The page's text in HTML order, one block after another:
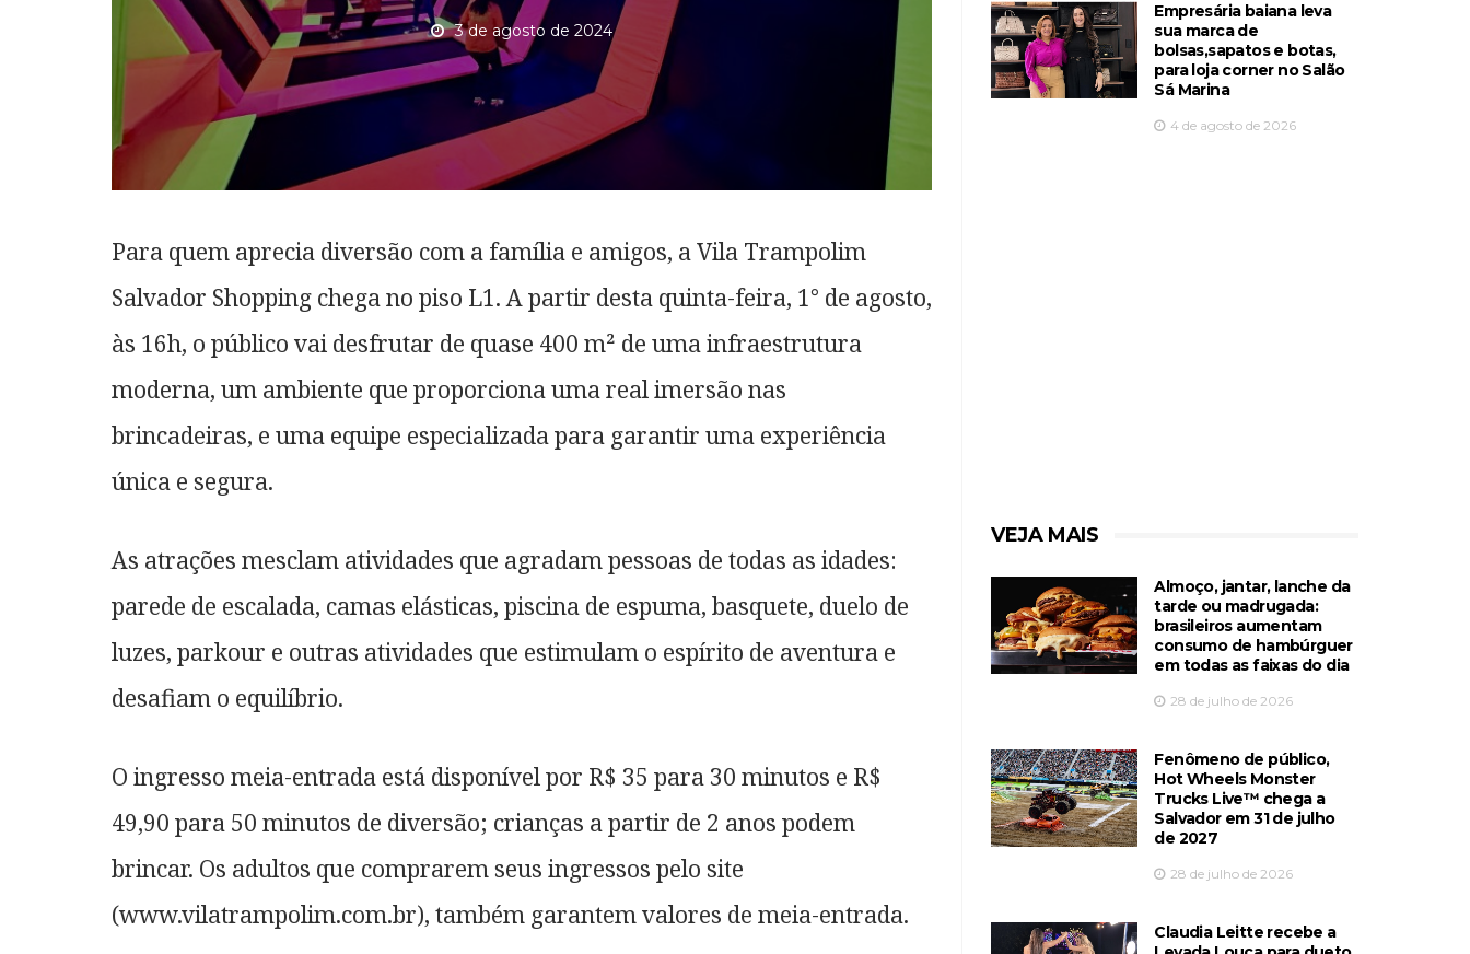
3 de agosto de 2024
Para quem aprecia diversão com a família e amigos, a Vila Trampolim
Salvador Shopping chega no piso L1. A partir desta quinta-feira, 1° de agosto,
às 16h, o público vai desfrutar de quase 400 m² de uma infraestrutura
moderna, um ambiente que proporciona uma real imersão nas
brincadeiras, e uma equipe especializada para garantir uma experiência
única e segura.
As atrações mesclam atividades que agradam pessoas de todas as idades:
parede de escalada, camas elásticas, piscina de espuma, basquete, duelo de
luzes, parkour e outras atividades que estimulam o espírito de aventura e
desafiam o equilíbrio.
O ingresso meia-entrada está disponível por R$ 35 para 30 minutos e R$
49,90 para 50 minutos de diversão; crianças a partir de 2 anos podem
brincar. Os adultos que comprarem seus ingressos pelo site
(www.vilatrampolim.com.br), também garantem valores de meia-entrada.
Empresária baiana leva
sua marca de
bolsas,sapatos e botas,
para loja corner no Salão
Sá Marina
4 de agosto de 2026
VEJA MAIS
Almoço, jantar, lanche da
tarde ou madrugada:
brasileiros aumentam
consumo de hambúrguer
em todas as faixas do dia
28 de julho de 2026
Fenômeno de público,
Hot Wheels Monster
Trucks Live™️ chega a
Salvador em 31 de julho
de 2027
28 de julho de 2026
Claudia Leitte recebe a